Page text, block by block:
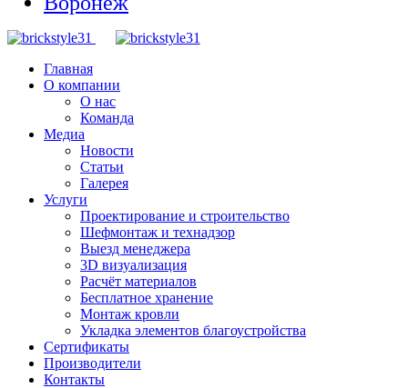
Главная
О компании
О нас
Команда
Медиа
Новости
Статьи
Галерея
Услуги
Проектирование и строительство
Шефмонтаж и технадзор
Выезд менеджера
3D визуализация
Расчёт материалов
Бесплатное хранение
Монтаж кровли
Укладка элементов благоустройства
Сертификаты
Производители
Контакты